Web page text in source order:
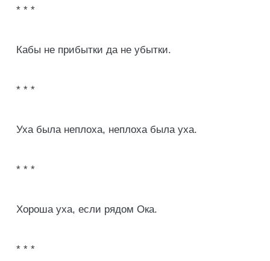
* * *
Кабы не прибытки да не убытки.
* * *
Уха была неплоха, неплоха была уха.
* * *
Хороша уха, если рядом Ока.
* * *